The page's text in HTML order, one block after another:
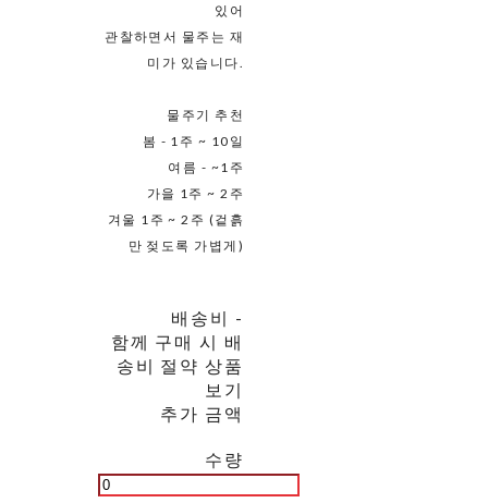
있어
관찰하면서 물주는 재
미가 있습니다.
물주기 추천
봄 - 1주 ~ 10일
여름 - ~1주
가을 1주 ~ 2주
겨울 1주 ~ 2주 (겉흙
만 젖도록 가볍게)
배송비 -
함께 구매 시 배
송비 절약 상품
보기
추가 금액
수량